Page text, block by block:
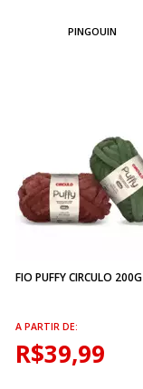
PINGOUIN
FIO PUFFY CIRCULO 200G
A PARTIR DE:
R$39,99